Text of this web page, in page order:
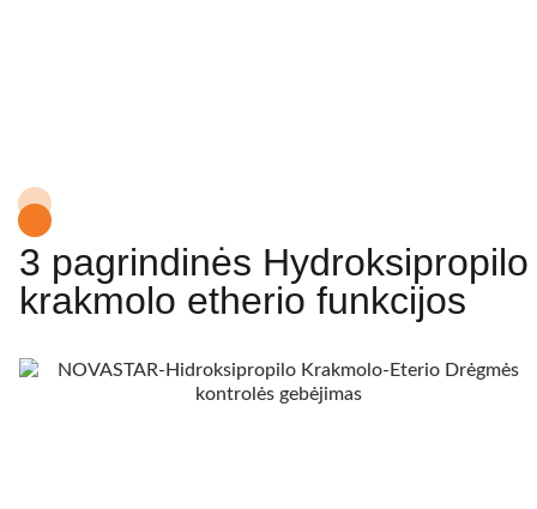
3 pagrindinės Hydroksipropilo
krakmolo etherio funkcijos